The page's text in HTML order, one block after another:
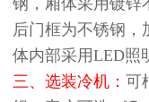
钢，厢体采用镀锌
后门框为不锈钢，
体内部采用LED照
三、选装冷机： 可